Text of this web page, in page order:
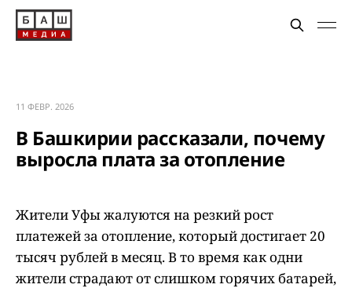
11 ФЕВР. 2026
В Башкирии рассказали, почему
выросла плата за отопление
Жители Уфы жалуются на резкий рост
платежей за отопление, который достигает 20
тысяч рублей в месяц. В то время как одни
жители страдают от слишком горячих батарей,